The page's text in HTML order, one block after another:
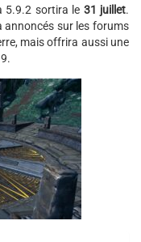
5.9.2 sortira le 31 juillet.
annoncés sur les forums
mais offrira aussi une